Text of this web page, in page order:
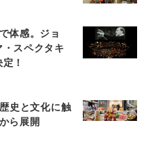
体感。ジョ
スペクタキ
！
史と文化に触
ら展開